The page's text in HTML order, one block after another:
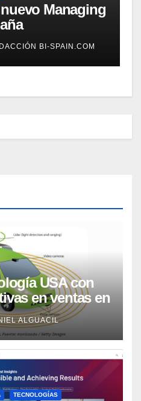
Managing
BI-SPAIN.COM
USA con
en ventas en
según
ALGUACIL
TECNOLOGÍAS